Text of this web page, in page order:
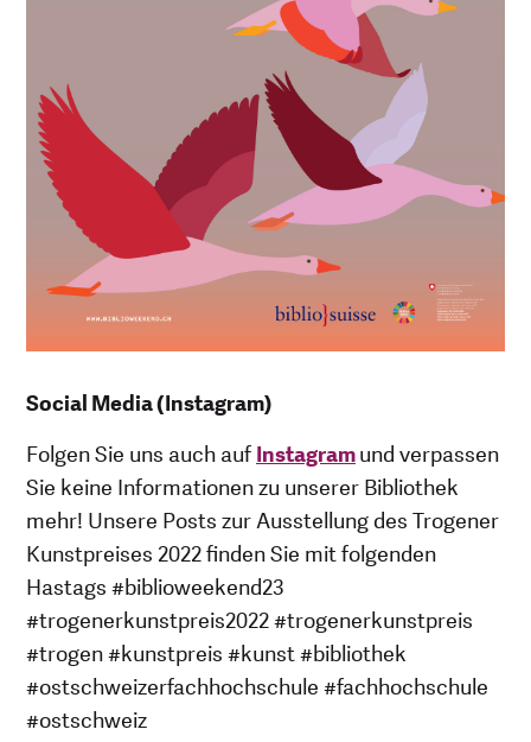
Social Media (Instagram)
Folgen Sie uns auch auf Instagramund verpassen
Sie keine Informationen zu unserer Bibliothek
mehr! Unsere Posts zur Ausstellung des Trogener
Kunstpreises 2022 finden Sie mit folgenden
Hastags #biblioweekend23
#trogenerkunstpreis2022 #trogenerkunstpreis
#trogen #kunstpreis #kunst #bibliothek
#ostschweizerfachhochschule #fachhochschule
#ostschweiz